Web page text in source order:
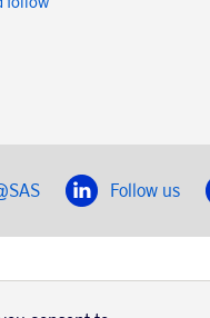
Follow us